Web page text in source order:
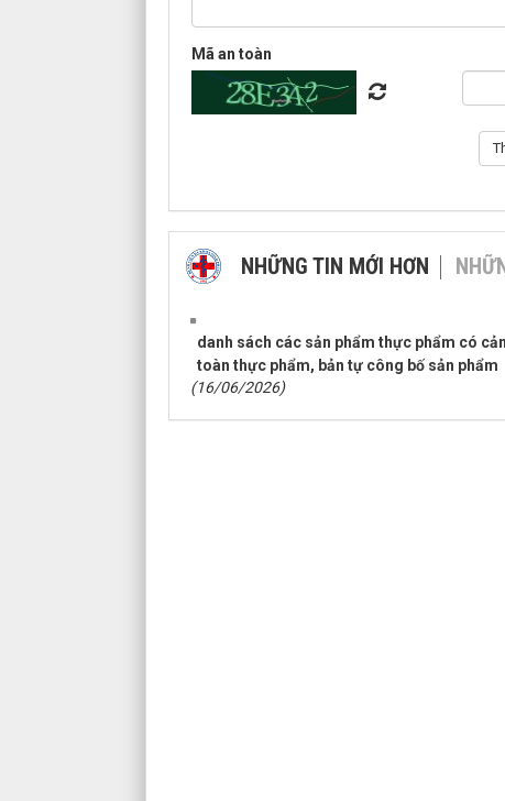
Mã an toàn
NHỮNG TIN MỚI HƠN
danh sách các sản phẩm thực phẩm có
toàn thực phẩm, bản tự công bố sản phẩm
(16/06/2026)